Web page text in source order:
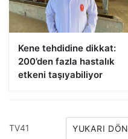
Kene tehdidine dikkat:
200’den fazla hastalık
etkeni taşıyabiliyor
TV41 YUKARI DÖN